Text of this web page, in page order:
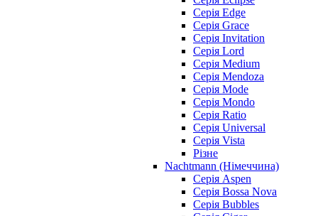
Серія Edge
Серія Grace
Серія Invitation
Серія Lord
Серія Medium
Серія Mendoza
Серія Mode
Серія Mondo
Серія Ratio
Серія Universal
Серія Vista
Різне
Nachtmann (Німеччина)
Серія Aspen
Серія Bossa Nova
Серія Bubbles